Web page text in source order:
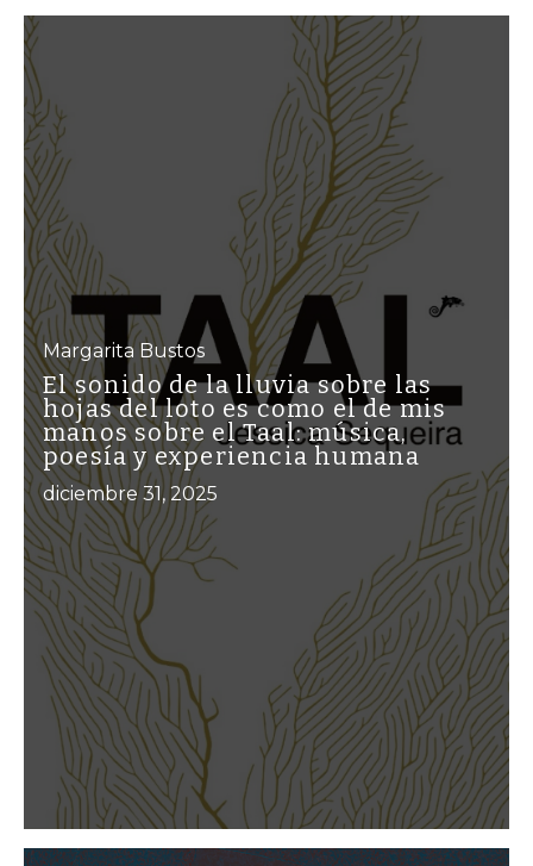
Margarita Bustos
El sonido de la lluvia sobre las
hojas del loto es como el de mis
manos sobre el Taal: música,
poesía y experiencia humana
diciembre 31, 2025